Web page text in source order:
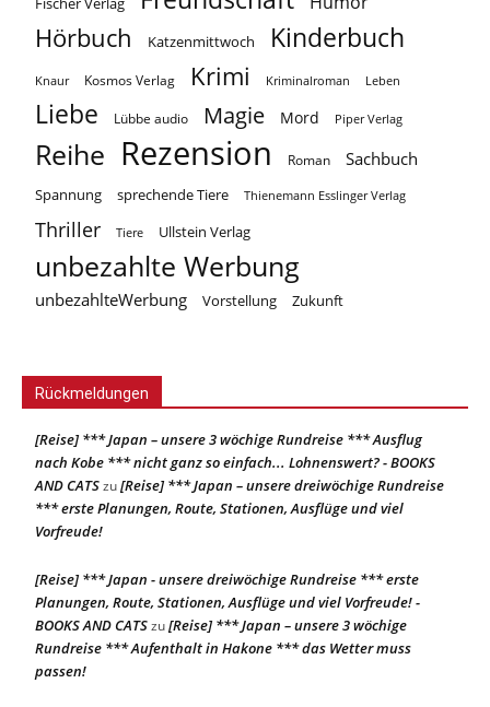
Hörbuch Katzenmittwoch Kinderbuch
Knaur Kosmos Verlag Krimi Kriminalroman Leben
Liebe Lübbe audio Magie Mord Piper Verlag
Reihe Rezension Roman Sachbuch
Spannung sprechende Tiere Thienemann Esslinger Verlag
Thriller Tiere Ullstein Verlag
unbezahlte Werbung
unbezahlteWerbung Vorstellung Zukunft
Rückmeldungen
[Reise] *** Japan – unsere 3 wöchige Rundreise *** Ausflug
nach Kobe *** nicht ganz so einfach... Lohnenswert? - BOOKS
AND CATSzu[Reise] *** Japan – unsere dreiwöchige Rundreise
*** erste Planungen, Route, Stationen, Ausflüge und viel
Vorfreude!
[Reise] *** Japan - unsere dreiwöchige Rundreise *** erste
Planungen, Route, Stationen, Ausflüge und viel Vorfreude! -
BOOKS AND CATSzu[Reise] *** Japan – unsere 3 wöchige
Rundreise *** Aufenthalt in Hakone *** das Wetter muss
passen!